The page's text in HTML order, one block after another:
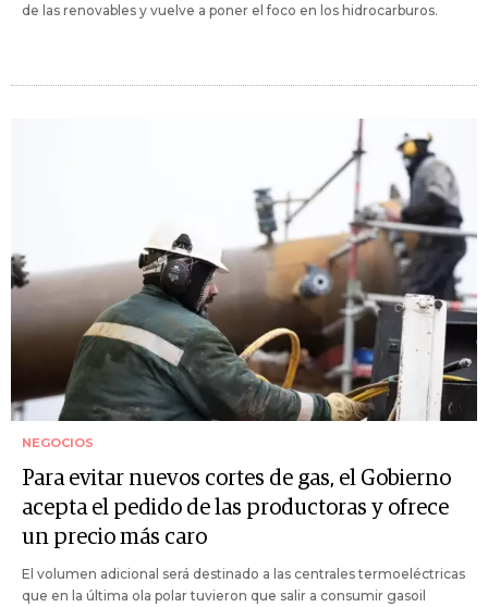
de las renovables y vuelve a poner el foco en los hidrocarburos.
NEGOCIOS
Para evitar nuevos cortes de gas, el Gobierno
acepta el pedido de las productoras y ofrece
un precio más caro
El volumen adicional será destinado a las centrales termoeléctricas
que en la última ola polar tuvieron que salir a consumir gasoil